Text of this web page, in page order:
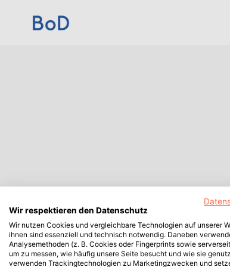
Wir respektieren den Datenschutz
Wir nutzen Cookies und vergleichbare Technologien auf unserer
ihnen sind essenziell und technisch notwendig. Daneben
Analysemethoden (z. B. Cookies oder Fingerprints sowie
um zu messen, wie häufig unsere Seite besucht und wie sie
verwenden Trackingtechnologien zu Marketingzwecken und